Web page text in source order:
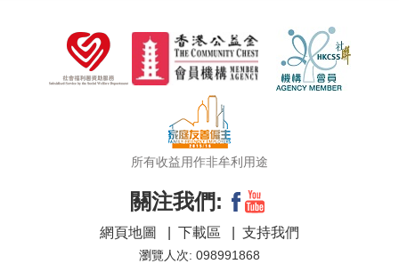
所有收益用作非牟利用途
關注我們:
網頁地圖 下載區 支持我們
瀏覽人次: 098991868